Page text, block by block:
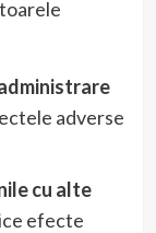
adverse
cu alte
efecte